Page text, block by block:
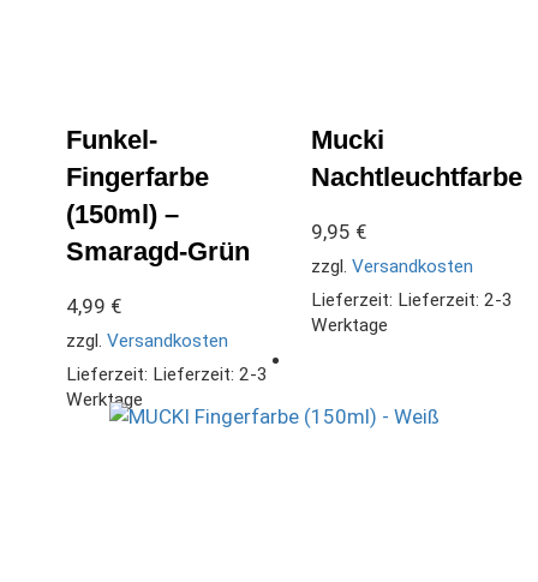
Funkel-
Fingerfarbe
(150ml) –
Smaragd-Grün
4,99 €
zzgl. Versandkosten
Lieferzeit: Lieferzeit: 2-3
Werktage
Mucki
Nachtleuchtfarbe
9,95 €
zzgl. Versandkosten
Lieferzeit: Lieferzeit: 2-3
Werktage